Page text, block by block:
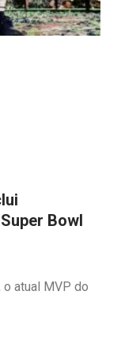
Bowl
atual MVP do